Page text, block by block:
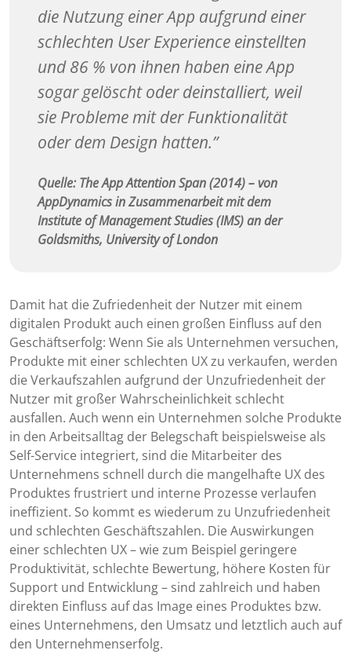
die Nutzung einer App aufgrund einer
schlechten User Experience einstellten
und 86 % von ihnen haben eine App
sogar gelöscht oder deinstalliert, weil
sie Probleme mit der Funktionalität
oder dem Design hatten.
Quelle: The App Attention Span (2014) – von
AppDynamics in Zusammenarbeit mit dem
Institute of Management Studies (IMS) an der
Goldsmiths, University of London
Damit hat die Zufriedenheit der Nutzer mit einem
digitalen Produkt auch einen großen Einfluss auf den
Geschäftserfolg: Wenn Sie als Unternehmen versuchen,
Produkte mit einer schlechten UX zu verkaufen, werden
die Verkaufszahlen aufgrund der Unzufriedenheit der
Nutzer mit großer Wahrscheinlichkeit schlecht
ausfallen. Auch wenn ein Unternehmen solche Produkte
in den Arbeitsalltag der Belegschaft beispielsweise als
Self-Service integriert, sind die Mitarbeiter des
Unternehmens schnell durch die mangelhafte UX des
Produktes frustriert und interne Prozesse verlaufen
ineffizient. So kommt es wiederum zu Unzufriedenheit
und schlechten Geschäftszahlen. Die Auswirkungen
einer schlechten UX – wie zum Beispiel geringere
Produktivität, schlechte Bewertung, höhere Kosten für
Support und Entwicklung – sind zahlreich und haben
direkten Einfluss auf das Image eines Produktes bzw.
eines Unternehmens, den Umsatz und letztlich auch auf
den Unternehmenserfolg.